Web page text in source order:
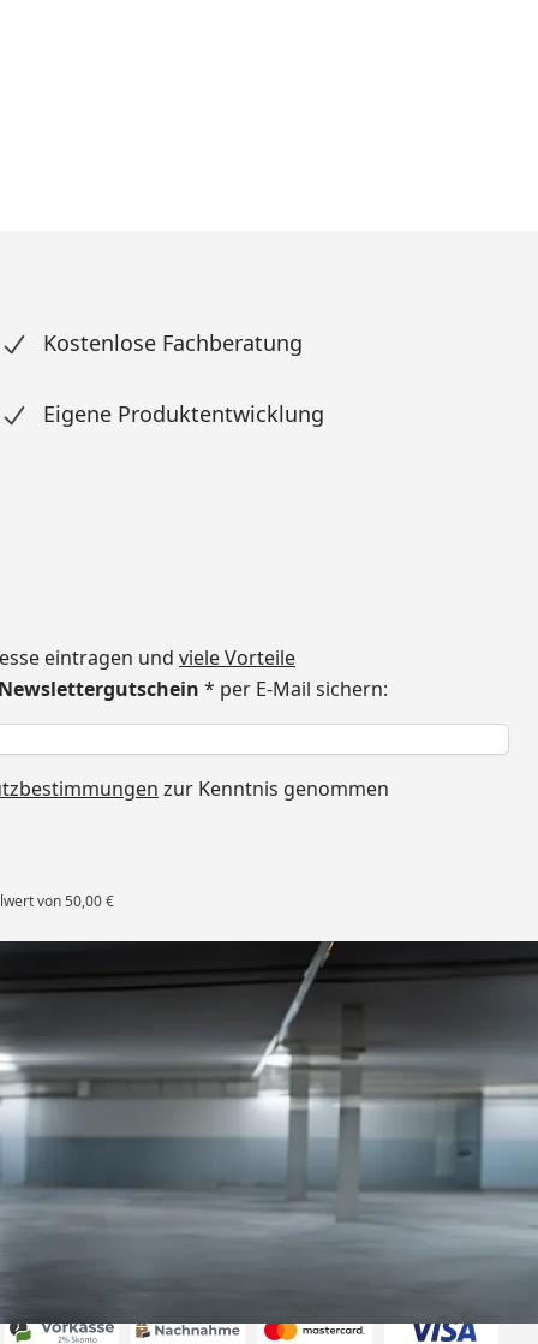
Kostenlose Fachberatung
Eigene Produktentwicklung
eintragen und viele Vorteile
* per E-Mail sichern:
zur Kenntnis genommen
von 50,00 €